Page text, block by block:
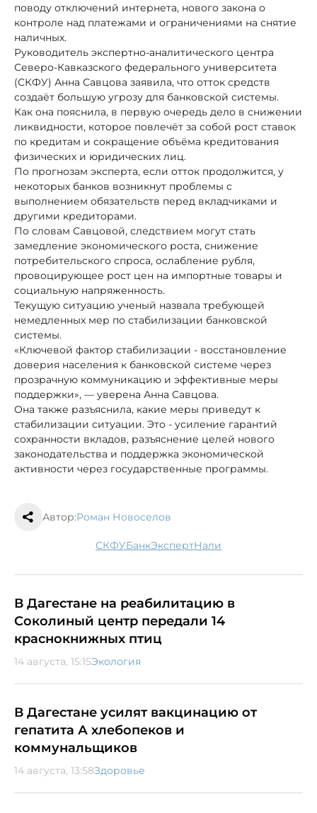
поводу отключений интернета, нового закона о
контроле над платежами и ограничениями на снятие
наличных.
Руководитель экспертно-аналитического центра
Северо-Кавказского федерального университета
(СКФУ) Анна Савцова заявила, что отток средств
создаёт большую угрозу для банковской системы.
Как она пояснила, в первую очередь дело в снижении
ликвидности, которое повлечёт за собой рост ставок
по кредитам и сокращение объёма кредитования
физических и юридических лиц.
По прогнозам эксперта, если отток продолжится, у
некоторых банков возникнут проблемы с
выполнением обязательств перед вкладчиками и
другими кредиторами.
По словам Савцовой, следствием могут стать
замедление экономического роста, снижение
потребительского спроса, ослабление рубля,
провоцирующее рост цен на импортные товары и
социальную напряженность.
Текущую ситуацию ученый назвала требующей
немедленных мер по стабилизации банковской
системы.
«Ключевой фактор стабилизации - восстановление
доверия населения к банковской системе через
прозрачную коммуникацию и эффективные меры
поддержки», — уверена Анна Савцова.
Она также разъяснила, какие меры приведут к
стабилизации ситуации. Это - усиление гарантий
сохранности вкладов, разъяснение целей нового
законодательства и поддержка экономической
активности через государственные программы.
Автор:Роман Новоселов
СКФУ банк эксперт нали
В Дагестане на реабилитацию в
Соколиный центр передали 14
краснокнижных птиц
14 августа, 15:15Экология
В Дагестане усилят вакцинацию от
гепатита А хлебопеков и
коммунальщиков
14 августа, 13:58Здоровье